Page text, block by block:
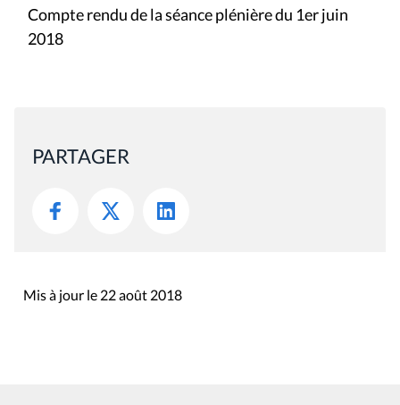
Compte rendu de la séance plénière du 1er juin
2018
PARTAGER
Mis à jour le 22 août 2018